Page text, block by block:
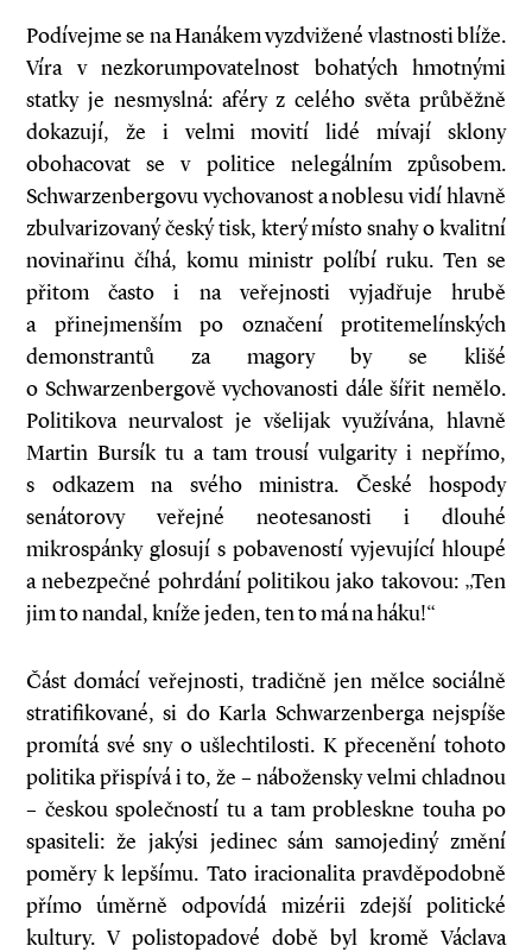
Podívejme se na Hanákem vyzdvižené vlastnosti blíže.
Víra v nezkorumpovatelnost bohatých hmotnými
statky je nesmyslná: aféry z celého světa průběžně
dokazují, že i velmi movití lidé mívají sklony
obohacovat se v politice nelegálním způsobem.
Schwarzenbergovu vychovanost a noblesu vidí hlavně
zbulvarizovaný český tisk, který místo snahy o kvalitní
novinařinu číhá, komu ministr políbí ruku. Ten se
přitom často i na veřejnosti vyjadřuje hrubě
a přinejmenším po označení protitemelínských
demonstrantů za magory by se klišé
o Schwarzenbergově vychovanosti dále šířit nemělo.
Politikova neurvalost je všelijak využívána, hlavně
Martin Bursík tu a tam trousí vulgarity i nepřímo,
s odkazem na svého ministra. České hospody
senátorovy veřejné neotesanosti i dlouhé
mikrospánky glosují s pobaveností vyjevující hloupé
a nebezpečné pohrdání politikou jako takovou: „Ten
jim to nandal, kníže jeden, ten to má na háku!“
Část domácí veřejnosti, tradičně jen mělce sociálně
stratifikované, si do Karla Schwarzenberga nejspíše
promítá své sny o ušlechtilosti. K přecenění tohoto
politika přispívá i to, že – nábožensky velmi chladnou
– českou společností tu a tam probleskne touha po
spasiteli: že jakýsi jedinec sám samojediný změní
poměry k lepšímu. Tato iracionalita pravděpodobně
přímo úměrně odpovídá mizérii zdejší politické
kultury. V polistopadové době byl kromě Václava